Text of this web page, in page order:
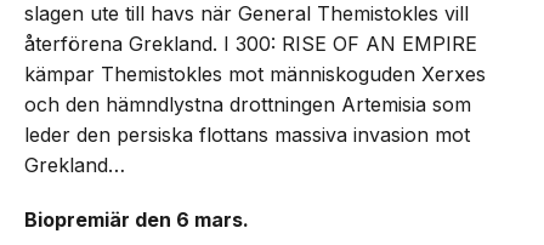
slagen ute till havs när General Themistokles vill
återförena Grekland. I 300: RISE OF AN EMPIRE
kämpar Themistokles mot människoguden Xerxes
och den hämndlystna drottningen Artemisia som
leder den persiska flottans massiva invasion mot
Grekland…
Biopremiär den 6 mars.